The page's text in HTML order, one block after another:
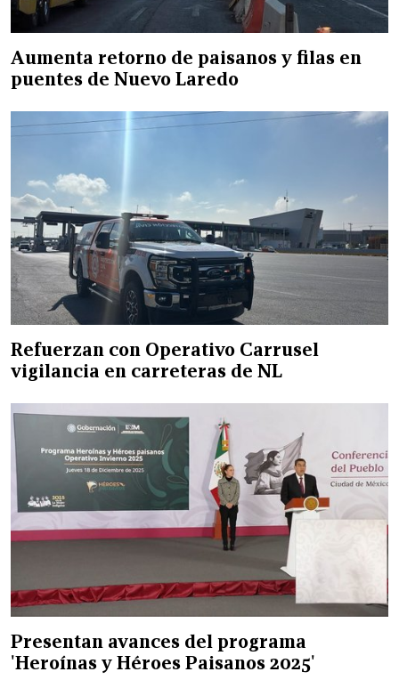
Aumenta retorno de paisanos y filas en
puentes de Nuevo Laredo
Refuerzan con Operativo Carrusel
vigilancia en carreteras de NL
Presentan avances del programa
'Heroínas y Héroes Paisanos 2025'